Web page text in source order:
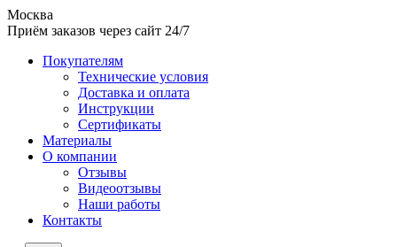
Москва
Приём заказов через сайт 24/7
Покупателям
Технические условия
Доставка и оплата
Инструкции
Сертификаты
Материалы
О компании
Отзывы
Видеоотзывы
Наши работы
Контакты